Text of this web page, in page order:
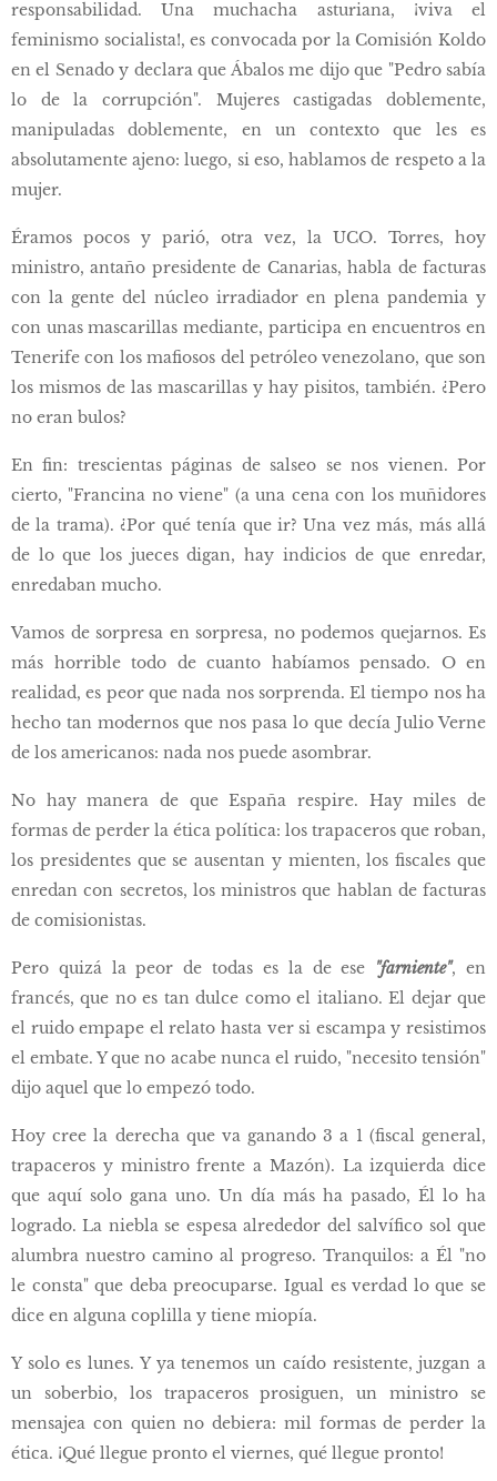
responsabilidad. Una muchacha asturiana, ¡viva el
feminismo socialista!, es convocada por la Comisión Koldo
en el Senado y declara que Ábalos me dijo que "Pedro sabía
lo de la corrupción". Mujeres castigadas doblemente,
manipuladas doblemente, en un contexto que les es
absolutamente ajeno: luego, si eso, hablamos de respeto a la
mujer.
Éramos pocos y parió, otra vez, la UCO. Torres, hoy
ministro, antaño presidente de Canarias, habla de facturas
con la gente del núcleo irradiador en plena pandemia y
con unas mascarillas mediante, participa en encuentros en
Tenerife con los mafiosos del petróleo venezolano, que son
los mismos de las mascarillas y hay pisitos, también. ¿Pero
no eran bulos?
En fin: trescientas páginas de salseo se nos vienen. Por
cierto, "Francina no viene" (a una cena con los muñidores
de la trama). ¿Por qué tenía que ir? Una vez más, más allá
de lo que los jueces digan, hay indicios de que enredar,
enredaban mucho.
Vamos de sorpresa en sorpresa, no podemos quejarnos. Es
más horrible todo de cuanto habíamos pensado. O en
realidad, es peor que nada nos sorprenda. El tiempo nos ha
hecho tan modernos que nos pasa lo que decía Julio Verne
de los americanos: nada nos puede asombrar.
No hay manera de que España respire. Hay miles de
formas de perder la ética política: los trapaceros que roban,
los presidentes que se ausentan y mienten, los fiscales que
enredan con secretos, los ministros que hablan de facturas
de comisionistas.
Pero quizá la peor de todas es la de ese "farniente", en
francés, que no es tan dulce como el italiano. El dejar que
el ruido empape el relato hasta ver si escampa y resistimos
el embate. Y que no acabe nunca el ruido, "necesito tensión"
dijo aquel que lo empezó todo.
Hoy cree la derecha que va ganando 3 a 1 (fiscal general,
trapaceros y ministro frente a Mazón). La izquierda dice
que aquí solo gana uno. Un día más ha pasado, Él lo ha
logrado. La niebla se espesa alrededor del salvífico sol que
alumbra nuestro camino al progreso. Tranquilos: a Él "no
le consta" que deba preocuparse. Igual es verdad lo que se
dice en alguna coplilla y tiene miopía.
Y solo es lunes. Y ya tenemos un caído resistente, juzgan a
un soberbio, los trapaceros prosiguen, un ministro se
mensajea con quien no debiera: mil formas de perder la
ética. ¡Qué llegue pronto el viernes, qué llegue pronto!